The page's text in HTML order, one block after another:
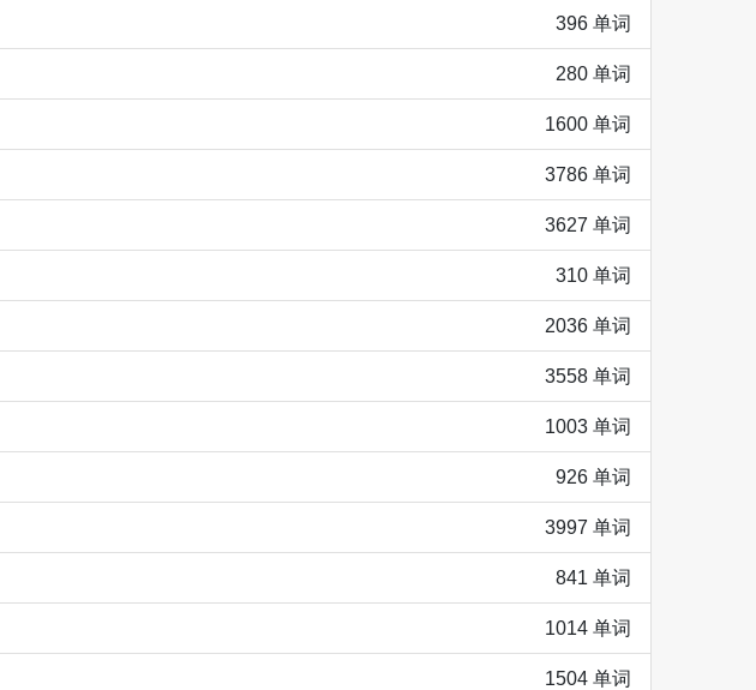
396 单词
280 单词
1600 单词
3786 单词
3627 单词
310 单词
2036 单词
3558 单词
1003 单词
926 单词
3997 单词
841 单词
1014 单词
1504 单词